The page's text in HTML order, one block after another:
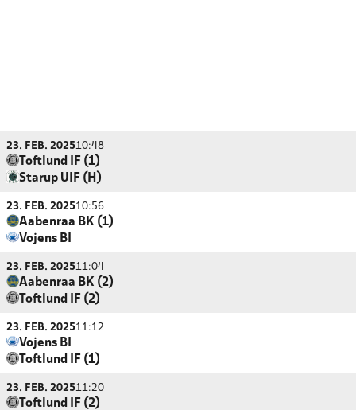
23. FEB. 202510:48
Toftlund IF (1)
Starup UIF (H)
23. FEB. 202510:56
Aabenraa BK (1)
Vojens BI
23. FEB. 202511:04
Aabenraa BK (2)
Toftlund IF (2)
23. FEB. 202511:12
Vojens BI
Toftlund IF (1)
23. FEB. 202511:20
Toftlund IF (2)